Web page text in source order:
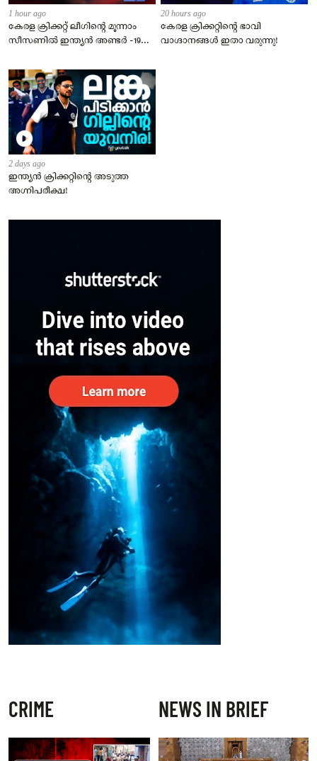
1 hour ago
കേരള ക്രിക്കറ്റ് ലീഗിൻ്റെ മൂന്നാം
സീസണിൽ ഇന്ത്യൻ അണ്ടർ -19
അണിനിരക്കുന്നു!
20 hours ago
​കേരള ക്രിക്കറ്റിന്റെ ഭാവി
വാഗ്ദാനങ്ങൾ ഇതാ വരുന്നു!
2 days ago
ഇന്ത്യന്‍ ക്രിക്കറ്റിന്റെ അടുത്ത
അഗ്നിപരീക്ഷ!
CRIME NEWS IN BRIEF